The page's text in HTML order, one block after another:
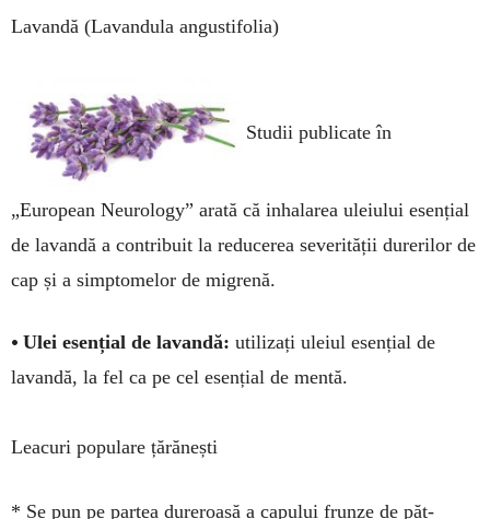
Lavandă (Lavandula angustifolia)
Studii publicate în
„European Neurology” arată că inhalarea uleiului esențial
de lavandă a contribuit la reducerea severității durerilor de
cap și a simptomelor de migrenă.
• Ulei esențial de lavandă: utili­zați uleiul esențial de
lavandă, la fel ca pe cel esen­țial de mentă.
Leacuri populare țărănești
* Se pun pe partea dure­roasă a ca­pului frunze de păt­